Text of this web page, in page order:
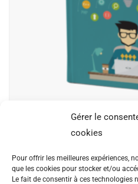
Gérer le
cookies
Pour offrir les meilleures expériences,
que les cookies pour stocker et/ou
Le fait de consentir à ces technologies
Programming
$15.00 $12.00
Phasellus tempus ultrices